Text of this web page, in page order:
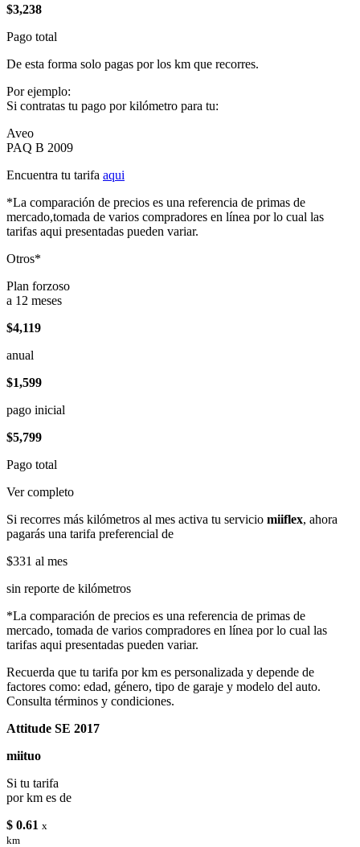
$3,238
Pago total
De esta forma solo pagas por los km que recorres.
Por ejemplo:
Si contratas tu pago por kilómetro para tu:
Aveo
PAQ B 2009
Encuentra tu tarifa aqui
*La comparación de precios es una referencia de primas de
mercado,tomada de varios compradores en línea por lo cual las
tarifas aqui presentadas pueden variar.
Otros*
Plan forzoso
a 12 meses
$4,119
anual
$1,599
pago inicial
$5,799
Pago total
Ver completo
Si recorres más kilómetros al mes activa tu servicio miiflex, ahora
pagarás una tarifa preferencial de
$331 al mes
sin reporte de kilómetros
*La comparación de precios es una referencia de primas de
mercado, tomada de varios compradores en línea por lo cual las
tarifas aqui presentadas pueden variar.
Recuerda que tu tarifa por km es personalizada y depende de
factores como: edad, género, tipo de garaje y modelo del auto.
Consulta términos y condiciones.
Attitude SE 2017
miituo
Si tu tarifa
por km es de
$ 0.61 x
km